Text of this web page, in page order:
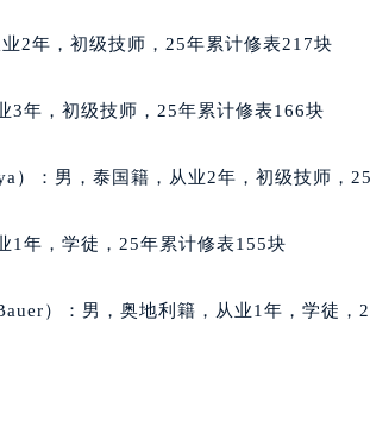
兴隆台区石油大街雅典售后服务中心（需
站前区市府路与渤海大街交叉口雅典售后
沈河区中街路83号亨得利名表维修授权店
东长安街1号王府井东方广场W3座6层602
阿拉善盟市左旗土尔扈特大街雅典售后服
包头市青山区幸福路甲3号王府井百货名
2年，初级技师，25年累计修表217块
3年，初级技师，25年累计修表166块
）：男，泰国籍，从业2年，初级技师，
1年，学徒，25年累计修表155块
）：男，奥地利籍，从业1年，学徒，